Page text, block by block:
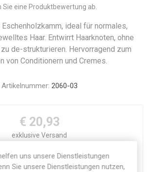
Sie eine Produktbewertung ab.
Eschenholzkamm, ideal für normales,
Haar. Entwirrt Haarknoten, ohne
de-strukturieren. Hervorragend zum
von Conditionern und Cremes.
Artikelnummer: 2060-03
€ 20,93
exklusive Versand
uns unsere Dienstleistungen
Sie unsere Dienstleistungen nutzen,